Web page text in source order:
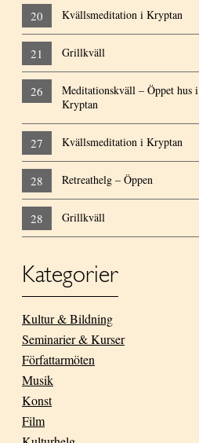
20 Kvällsmeditation i Kryptan
21 Grillkväll
26
Meditationskväll – Öppet hus i
Kryptan
27 Kvällsmeditation i Kryptan
28 Retreathelg – Öppen
28 Grillkväll
Kategorier
Kultur & Bildning
Seminarier & Kurser
Författarmöten
Musik
Konst
Film